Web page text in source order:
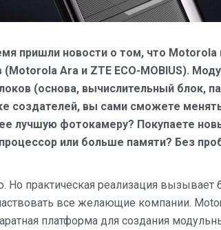
пришли новости о том, что
Ara и ZTE ECO-MOBIUS).
(основа, вычислительный блок,
создателей, вы сами сможете
лучшую фотокамеру? Покупаете
или больше памяти? Без
Но практическая реализация
все желающие компании.
платформа для создания